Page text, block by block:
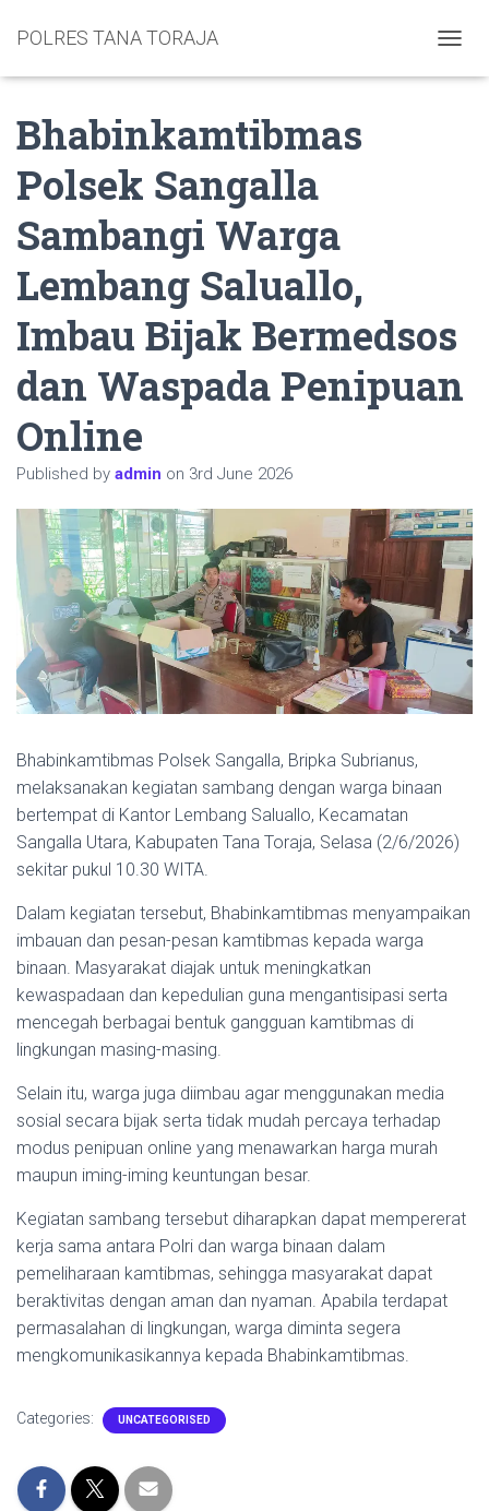
POLRES TANA TORAJA
Bhabinkamtibmas
Polsek Sangalla
Sambangi Warga
Lembang Saluallo,
Imbau Bijak Bermedsos
dan Waspada Penipuan
Online
Published by admin on 3rd June 2026
Bhabinkamtibmas Polsek Sangalla, Bripka Subrianus,
melaksanakan kegiatan sambang dengan warga binaan
bertempat di Kantor Lembang Saluallo, Kecamatan
Sangalla Utara, Kabupaten Tana Toraja, Selasa (2/6/2026)
sekitar pukul 10.30 WITA.
Dalam kegiatan tersebut, Bhabinkamtibmas menyampaikan
imbauan dan pesan-pesan kamtibmas kepada warga
binaan. Masyarakat diajak untuk meningkatkan
kewaspadaan dan kepedulian guna mengantisipasi serta
mencegah berbagai bentuk gangguan kamtibmas di
lingkungan masing-masing.
Selain itu, warga juga diimbau agar menggunakan media
sosial secara bijak serta tidak mudah percaya terhadap
modus penipuan online yang menawarkan harga murah
maupun iming-iming keuntungan besar.
Kegiatan sambang tersebut diharapkan dapat mempererat
kerja sama antara Polri dan warga binaan dalam
pemeliharaan kamtibmas, sehingga masyarakat dapat
beraktivitas dengan aman dan nyaman. Apabila terdapat
permasalahan di lingkungan, warga diminta segera
mengkomunikasikannya kepada Bhabinkamtibmas.
Categories: UNCATEGORISED